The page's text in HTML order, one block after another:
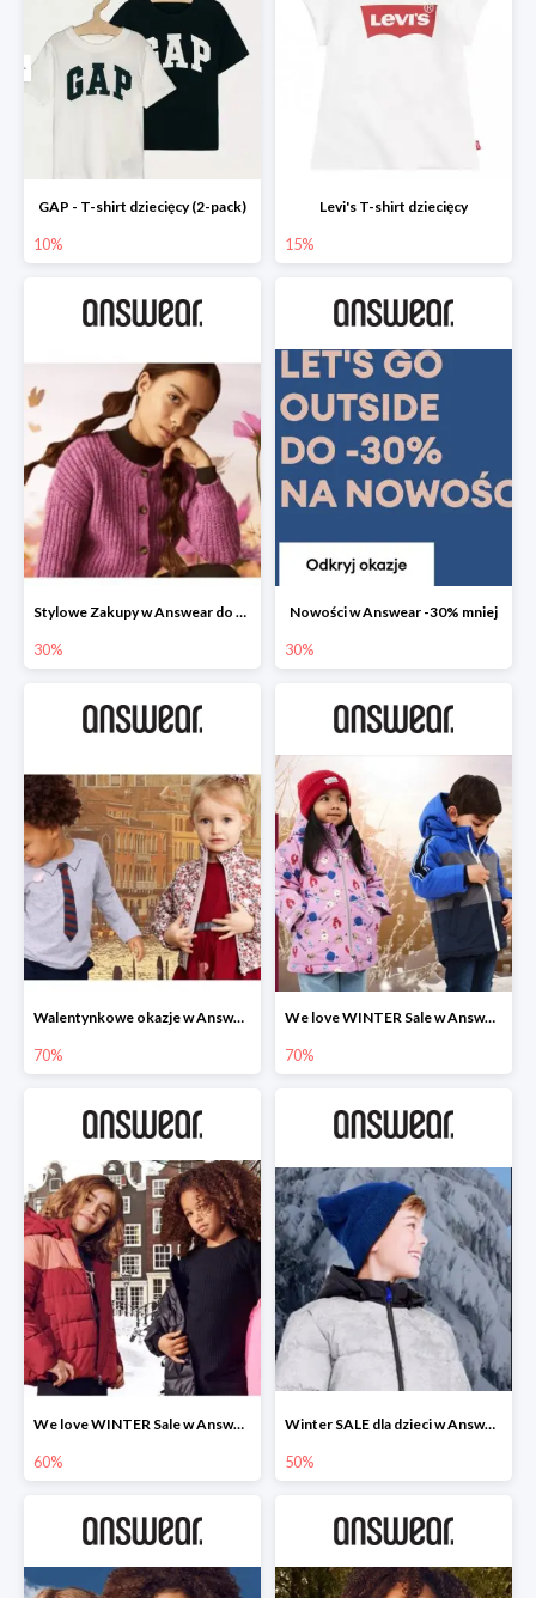
GAP - T-shirt dziecięcy (2-pack)
10%
Levi's T-shirt dziecięcy
15%
Stylowe Zakupy w Answear do -30%
30%
Nowości w Answear -30% mniej
30%
Walentynkowe okazje w Answear do -70%
70%
We love WINTER Sale w Answear do -70%
70%
We love WINTER Sale w Answear do -60%
60%
Winter SALE dla dzieci w Answear do -50%
50%